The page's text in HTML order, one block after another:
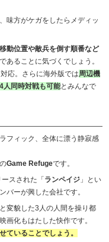
味方がケガをしたらメディッ
動位置や敵兵を倒す順番など
であることに気づくでしょう。
応。さらに海外版では周辺機
人同時対戦も可能とみんなで
フィック、全体に漂う静寂感
Game Refugeです。
スされた「 ランペイジ 」とい
バーが興した会社です。
変貌した3人の人間を操り都
画化もはたした快作です。
ていることでしょう。